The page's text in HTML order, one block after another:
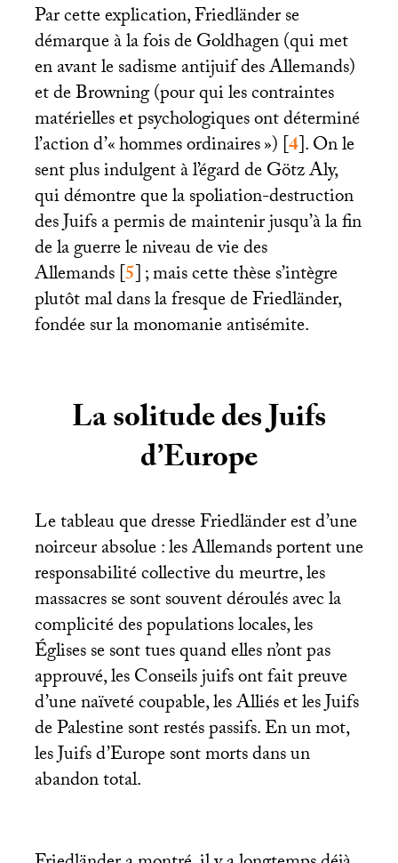
Par cette explication, Friedländer se
démarque à la fois de Goldhagen (qui met
en avant le sadisme antijuif des Allemands)
et de Browning (pour qui les contraintes
matérielles et psychologiques ont déterminé
l’action d’«hommes ordinaires»)[4]. On le
sent plus indulgent à l’égard de Götz Aly,
qui démontre que la spoliation-destruction
des Juifs a permis de maintenir jusqu’à la fin
de la guerre le niveau de vie des
Allemands[5]; mais cette thèse s’intègre
plutôt mal dans la fresque de Friedländer,
fondée sur la monomanie antisémite.
La solitude des Juifs
d’Europe
Le tableau que dresse Friedländer est d’une
noirceur absolue : les Allemands portent une
responsabilité collective du meurtre, les
massacres se sont souvent déroulés avec la
complicité des populations locales, les
Églises se sont tues quand elles n’ont pas
approuvé, les Conseils juifs ont fait preuve
d’une naïveté coupable, les Alliés et les Juifs
de Palestine sont restés passifs. En un mot,
les Juifs d’Europe sont morts dans un
abandon total.